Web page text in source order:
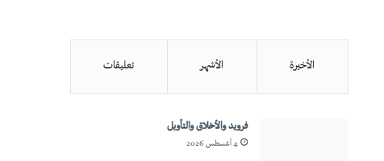
الأخيرة الأشهر تعليقات
فرويد والأخلاق والتأويل
4 أغسطس 2026